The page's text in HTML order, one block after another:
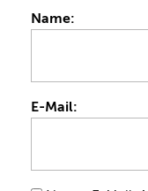
Name:
E-Mail: